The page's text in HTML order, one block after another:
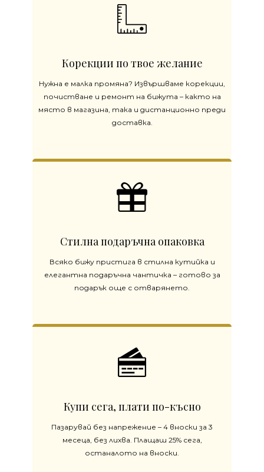
Корекции по твое желание
Нужна е малка промяна? Извършваме корекции,
почистване и ремонт на бижута – както на
място в магазина, така и дистанционно преди
доставка.
Стилна подаръчна опаковка
Всяко бижу пристига в стилна кутийка и
елегантна подаръчна чантичка – готово за
подарък още с отварянето.
Купи сега, плати по-късно
Пазарувай без напрежение – 4 вноски за 3
месеца, без лихва. Плащаш 25% сега,
останалото на вноски.